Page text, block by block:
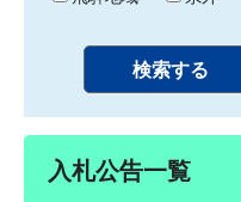
入札公告一覧